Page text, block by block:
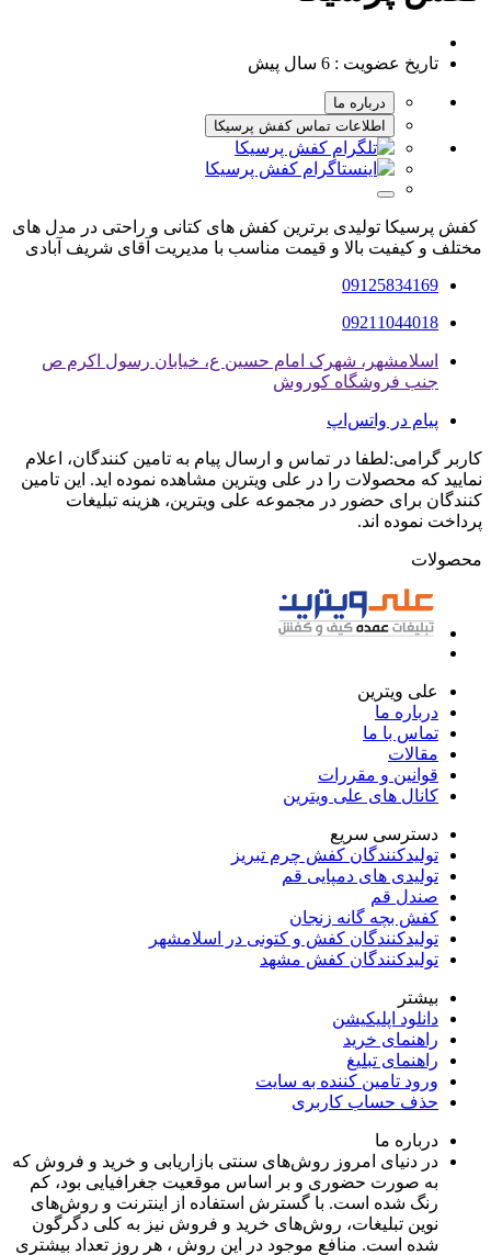
تاریخ عضویت : 6 سال پیش
درباره ما
اطلاعات تماس کفش پرسیکا
کفش پرسیکا تولیدی برترین کفش های کتانی و راحتی در مدل های
مختلف و کیفیت بالا و قیمت مناسب با مدیریت آقای شریف آبادی
09125834169
09211044018
اسلامشهر، شهرک امام حسین ع، خیابان رسول اکرم ص
جنب فروشگاه کوروش
پیام در واتس‌اپ
کاربر گرامی:لطفا در تماس و ارسال پیام به تامین کنندگان، اعلام
نمایید که محصولات را در علی ویترین مشاهده نموده اید. این تامین
کنندگان برای حضور در مجموعه علی ویترین، هزینه تبلیغات
پرداخت نموده اند.
محصولات
علی ویترین
درباره ما
تماس با ما
مقالات
قوانین و مقررات
کانال های علی ویترین
دسترسی سریع
تولیدکنندگان کفش چرم تبریز
تولیدی های دمپایی قم
صندل قم
کفش بچه گانه زنجان
تولیدکنندگان کفش و کتونی در اسلامشهر
تولیدکنندگان کفش مشهد
بیشتر
دانلود اپلیکیشن
راهنمای خرید
راهنمای تبلیغ
ورود تامین کننده به سایت
حذف حساب کاربری
درباره ما
در دنیای امروز روش‌های سنتی بازاریابی و خرید و فروش که
به صورت حضوری و بر اساس موقعیت جغرافیایی بود، کم
رنگ شده است. با گسترش استفاده از اینترنت و روش‌های
نوین تبلیغات، روش‌های خرید و فروش نیز به کلی دگرگون
شده است. منافع موجود در این روش ، هر روز تعداد بیشتری